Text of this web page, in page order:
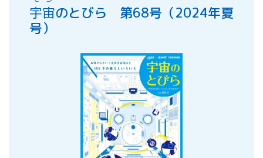
宇宙のとびら 第68号（2024年夏
号）